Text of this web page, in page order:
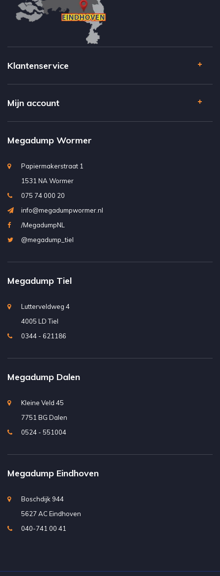
Klantenservice
Mijn account
Megadump Wormer
Papiermakerstraat 1
1531 NA Wormer
075 74 000 20
info@megadumpwormer.nl
/MegadumpNL
@megadump_tiel
Megadump Tiel
Lutterveldweg 4
4005 LD Tiel
0344 - 621186
Megadump Dalen
Kleine Veld 45
7751 BG Dalen
0524 - 551004
Megadump Eindhoven
Boschdijk 944
5627 AC Eindhoven
040-741 00 41